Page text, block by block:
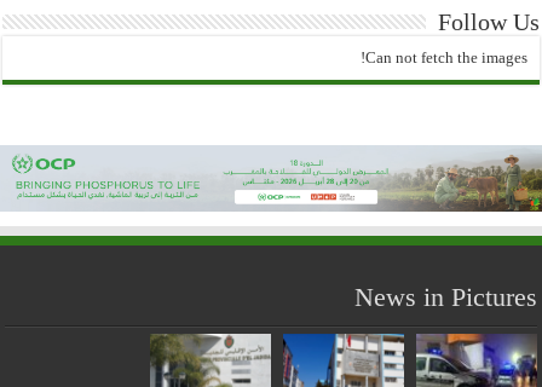
Follow Us
Can not fetch the images!
News in Pictures